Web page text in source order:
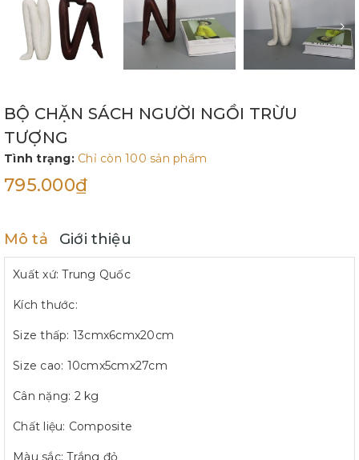
BỘ CHẶN SÁCH NGƯỜI NGỒI TRỪU
TƯỢNG
Tình trạng: Chỉ còn 100 sản phẩm
795.000₫
Mô tả Giới thiệu
Xuất xứ: Trung Quốc
Kích thước:
Size thấp: 13cmx6cmx20cm
Size cao: 10cmx5cmx27cm
Cân nặng: 2 kg
Chất liệu: Composite
Màu sắc: Trắng đỏ